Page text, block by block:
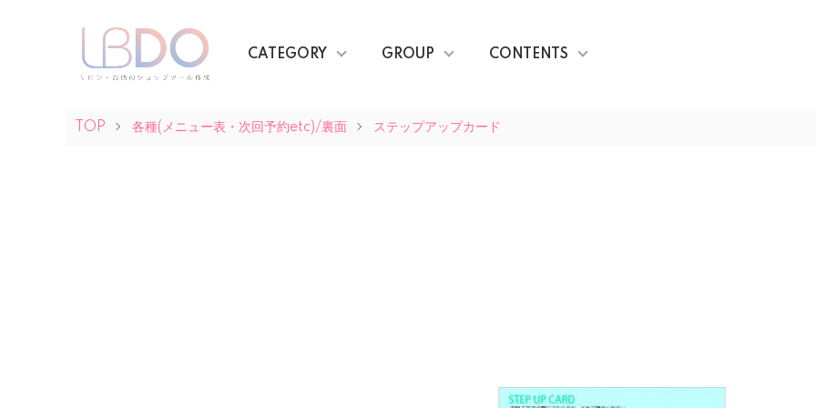
CATEGORY GROUP CONTENTS
TOP 各種(メニュー表・次回予約etc)/裏面 ステップアップカード